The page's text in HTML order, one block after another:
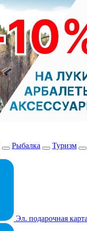
Рыбалка Туризм
Эл. подарочная карта